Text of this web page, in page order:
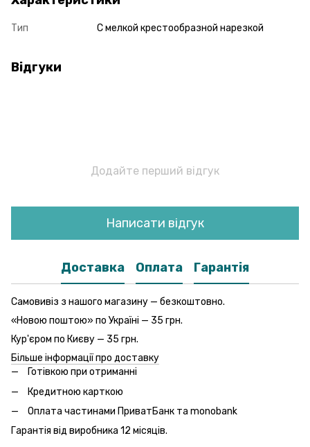
Тип С мелкой крестообразной нарезкой
Відгуки
Додайте перший відгук
Написати відгук
Доставка Оплата Гарантія
Самовивіз з нашого магазину — безкоштовно.
«Новою поштою» по Україні — 35 грн.
Кур'єром по Києву — 35 грн.
Більше інформації про доставку
Готівкою при отриманні
Кредитною карткою
Оплата частинами ПриватБанк та monobank
Гарантія від виробника 12 місяців.